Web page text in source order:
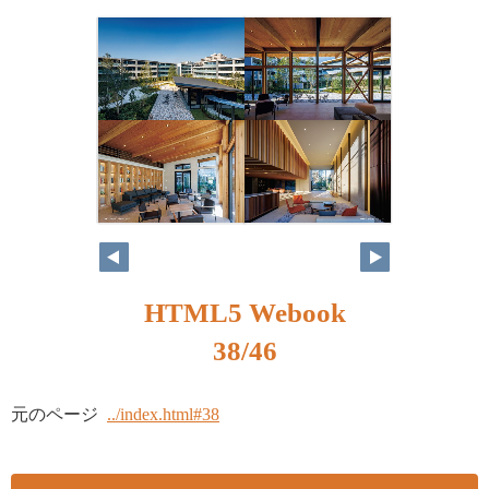
HTML5 Webook
38/46
元のページ ../index.html#38